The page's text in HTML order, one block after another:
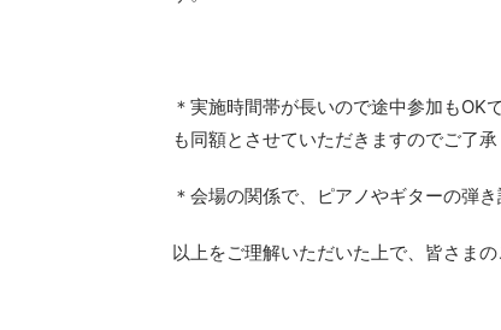
＊実施時間帯が長いので途中参加も
も同額とさせていただきますのでご了承
＊会場の関係で、ピアノやギターの弾き
以上をご理解いただいた上で、皆さまの